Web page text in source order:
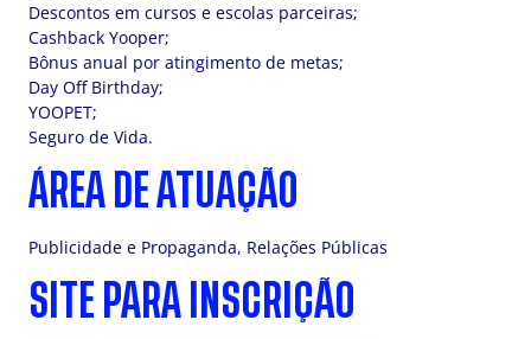
Descontos em cursos e escolas parceiras;
Cashback Yooper;
Bônus anual por atingimento de metas;
Day Off Birthday;
YOOPET;
Seguro de Vida.
ÁREA DE ATUAÇÃO
Publicidade e Propaganda, Relações Públicas
SITE PARA INSCRIÇÃO